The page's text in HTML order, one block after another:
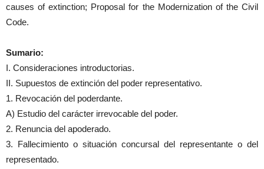
causes of extinction; Proposal for the Modernization of the Civil
Code.
Sumario:
I. Consideraciones introductorias.
II. Supuestos de extinción del poder representativo.
1. Revocación del poderdante.
A) Estudio del carácter irrevocable del poder.
2. Renuncia del apoderado.
3. Fallecimiento o situación concursal del representante o del
representado.